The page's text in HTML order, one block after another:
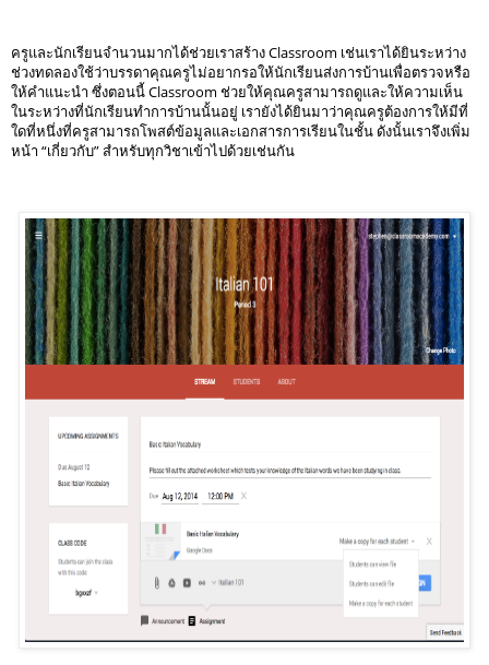
ครูและนักเรียนจำนวนมากได้ช่วยเราสร้าง Classroom เช่นเราได้ยินระหว่าง
ช่วงทดลองใช้ว่าบรรดาคุณครูไม่อยากรอให้นักเรียนส่งการบ้านเพื่อตรวจหรือ
ให้คำแนะนำ ซึ่งตอนนี้ Classroom ช่วยให้คุณครูสามารถดูและให้ความเห็น
ในระหว่างที่นักเรียนทำการบ้านนั้นอยู่ เรายังได้ยินมาว่าคุณครูต้องการให้มีที่
ใดที่หนึ่งที่ครูสามารถโพสต์ข้อมูลและเอกสารการเรียนในชั้น ดังนั้นเราจึงเพิ่ม
หน้า “เกี่ยวกับ” สำหรับทุกวิชาเข้าไปด้วยเช่นกัน